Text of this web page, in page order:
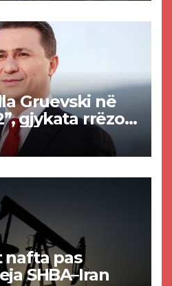
Gruevski në
gjykata rrëzon
e
selisë së
pas
SHBA–Iran